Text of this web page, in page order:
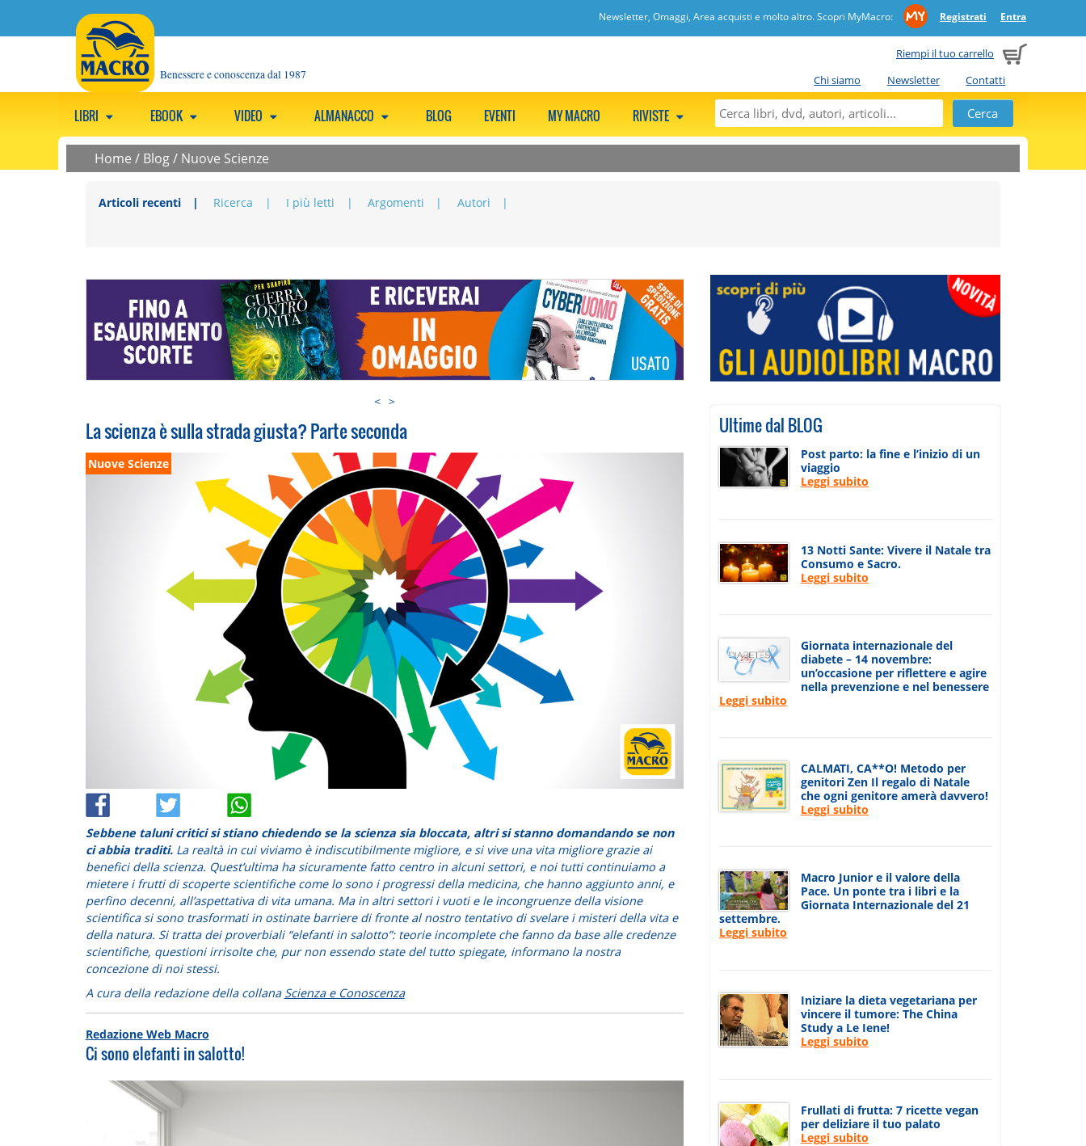
Newsletter, Omaggi, Area acquisti e molto altro. Scopri MyMacro: Registrati Entra
Riempi il tuo carrello
Chi siamo
Newsletter Contatti
Benessere e conoscenza dal 1987
LIBRI EBOOK VIDEO ALMANACCO BLOG EVENTI MY MACRO RIVISTE
Home / Blog/ Nuove Scienze
Articoli recenti Ricerca I più letti Argomenti Autori
< >
La scienza è sulla strada giusta? Parte seconda
Nuove Scienze
Sebbene taluni critici si stiano chiedendo se la scienza sia bloccata, altri si stanno domandando se non
ci abbia traditi.La realtà in cui viviamo è indiscutibilmente migliore, e si vive una vita migliore grazie ai
benefici della scienza. Quest’ultima ha sicuramente fatto centro in alcuni settori, e noi tutti continuiamo a
mietere i frutti di scoperte scientifiche come lo sono i progressi della medicina, che hanno aggiunto anni, e
perfino decenni, all’aspettativa di vita umana. Ma in altri settori i vuoti e le incongruenze della visione
scientifica si sono trasformati in ostinate barriere di fronte al nostro tentativo di svelare i misteri della vita e
della natura. Si tratta dei proverbiali “elefanti in salotto”: teorie incomplete che fanno da base alle credenze
scientifiche, questioni irrisolte che, pur non essendo state del tutto spiegate, informano la nostra
concezione di noi stessi.
A cura della redazione della collana Scienza e Conoscenza
Redazione Web Macro
Ci sono elefanti in salotto!
Ultime dal BLOG
Post parto: la fine e l’inizio di un
viaggio
Leggi subito
13 Notti Sante: Vivere il Natale tra
Consumo e Sacro.
Leggi subito
Giornata internazionale del
diabete – 14 novembre:
un’occasione per riflettere e agire
nella prevenzione e nel benessere
Leggi subito
CALMATI, CA**O! Metodo per
genitori Zen Il regalo di Natale
che ogni genitore amerà davvero!
Leggi subito
Macro Junior e il valore della
Pace. Un ponte tra i libri e la
Giornata Internazionale del 21
settembre.
Leggi subito
Iniziare la dieta vegetariana per
vincere il tumore: The China
Study a Le Iene!
Leggi subito
Frullati di frutta: 7 ricette vegan
per deliziare il tuo palato
Leggi subito